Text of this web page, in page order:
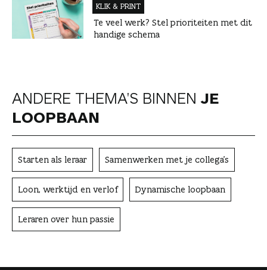
KLIK & PRINT
Te veel werk? Stel prioriteiten met dit
handige schema
ANDERE THEMA'S BINNENJE
LOOPBAAN
Starten als leraar Samenwerken met je collega's
Loon, werktijd en verlof Dynamische loopbaan
Leraren over hun passie